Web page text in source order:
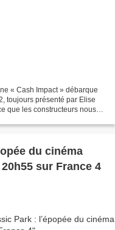
« Cash Impact » débarque
toujours présenté par Elise
que les constructeurs nous
du cinéma
sur France 4